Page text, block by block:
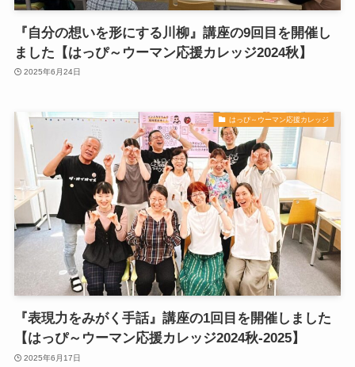
『自分の想いを形にする川柳』講座の9回目を開催し
ました【はっぴ～ウーマン応援カレッジ2024秋】
2025年6月24日
はっぴ～ウーマン応援カレッジ
『表現力をみがく手話』講座の1回目を開催しました
【はっぴ～ウーマン応援カレッジ2024秋-2025】
2025年6月17日